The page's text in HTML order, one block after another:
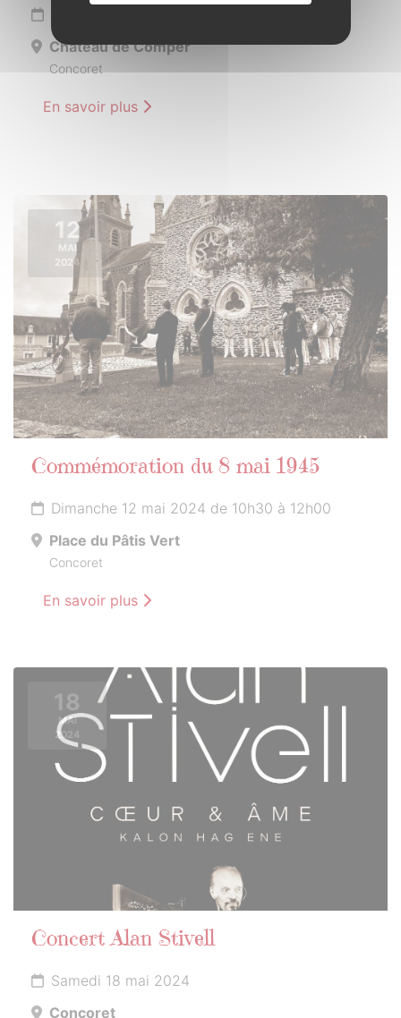
Château de Comper
Concoret
En savoir plus
12
MAI
2024
Commémoration du 8 mai 1945
Dimanche 12 mai 2024 de 10h30 à 12h00
Place du Pâtis Vert
Concoret
En savoir plus
18
MAI
2024
Concert Alan Stivell
Samedi 18 mai 2024
Concoret